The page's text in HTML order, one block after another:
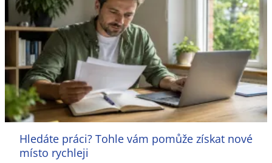
Hledáte práci? Tohle vám pomůže získat nové
místo rychleji